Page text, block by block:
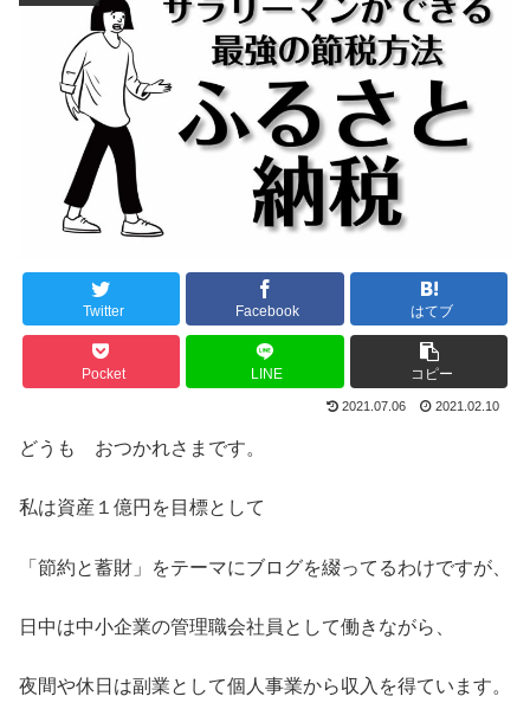
Twitter Facebook はてブ
Pocket LINE コピー
2021.07.06 2021.02.10
どうも おつかれさまです。
私は資産１億円を目標として
「節約と蓄財」をテーマにブログを綴ってるわけですが、
日中は中小企業の管理職会社員として働きながら、
夜間や休日は副業として個人事業から収入を得ています。